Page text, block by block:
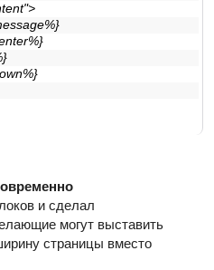
message%}
и сделал
могут выставить
страницы вместо